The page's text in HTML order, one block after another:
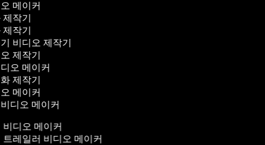
오 메이커
제작기
제작기
기 비디오 제작기
오 제작기
디오 메이커
화 제작기
오 메이커
비디오 메이커
디오 메이커
레일러 비디오 메이커